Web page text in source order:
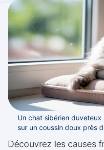
Un chat sibérien
sur un coussin doux près
Découvrez les causes